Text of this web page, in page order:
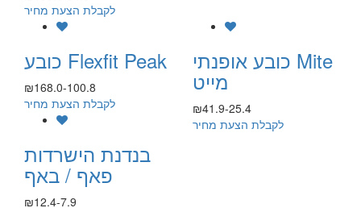
לקבלת הצעת מחיר
כובע אופנתי Mite
מייט
₪41.9-25.4
לקבלת הצעת מחיר
כובע Flexfit Peak
₪168.0-100.8
לקבלת הצעת מחיר
בנדנת הישרדות
פאף / באף
₪12.4-7.9